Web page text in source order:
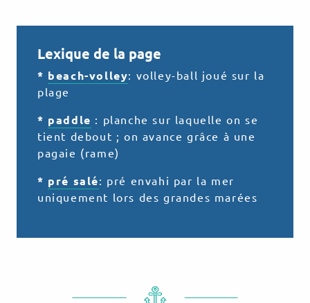
Lexique de la page
* beach-volley: volley-ball joué sur la
plage
* paddle : planche sur laquelle on se
tient debout ; on avance grâce à une
pagaie (rame)
* pré salé: pré envahi par la mer
uniquement lors des grandes marées